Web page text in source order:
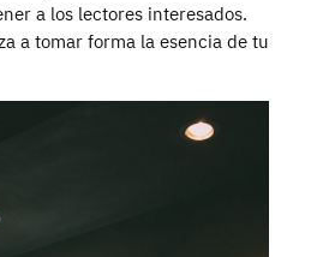
a los lectores interesados.
a tomar forma la esencia de tu